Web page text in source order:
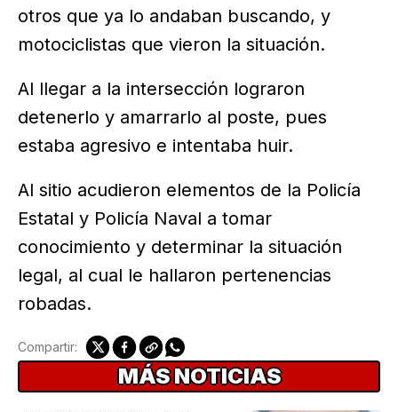
otros que ya lo andaban buscando, y
motociclistas que vieron la situación.
Al llegar a la intersección lograron
detenerlo y amarrarlo al poste, pues
estaba agresivo e intentaba huir.
Al sitio acudieron elementos de la Policía
Estatal y Policía Naval a tomar
conocimiento y determinar la situación
legal, al cual le hallaron pertenencias
robadas.
Compartir:
MÁS NOTICIAS